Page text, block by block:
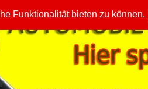
Funktionalität bieten zu können.